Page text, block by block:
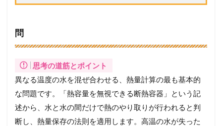
問
思考の道筋とポイント
異なる温度の水を混ぜ合わせる、熱量計算の最も基本的
な問題です。「熱容量を無視できる断熱容器」という記
述から、水と水の間だけで熱のやり取りが行われると判
断し、熱量保存の法則を適用します。高温の水が失った